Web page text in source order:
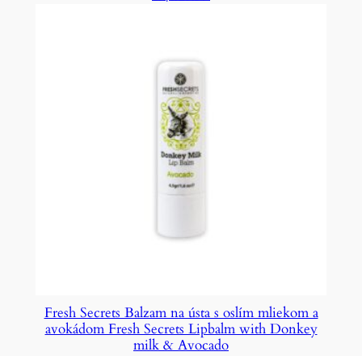
Fresh Secrets Balzam na ústa s oslím mliekom a
avokádom Fresh Secrets Lipbalm with Donkey
milk & Avocado